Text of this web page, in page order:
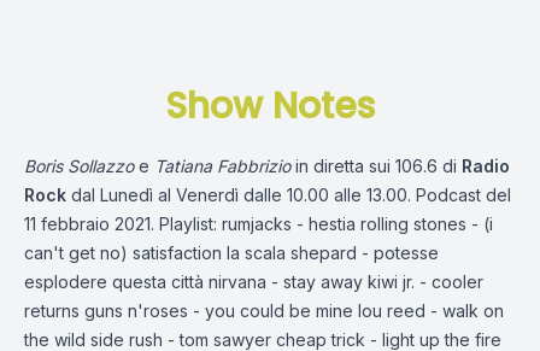
Show Notes
Boris Sollazzoe Tatiana Fabbrizioin diretta sui 106.6 di Radio
Rock dal Lunedì al Venerdì dalle 10.00 alle 13.00. Podcast del
11 febbraio 2021. Playlist: rumjacks - hestia rolling stones - (i
can't get no) satisfaction la scala shepard - potesse
esplodere questa città nirvana - stay away kiwi jr. - cooler
returns guns n'roses - you could be mine lou reed - walk on
the wild side rush - tom sawyer cheap trick - light up the fire